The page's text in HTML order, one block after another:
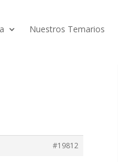
Nuestros Temarios
#19812